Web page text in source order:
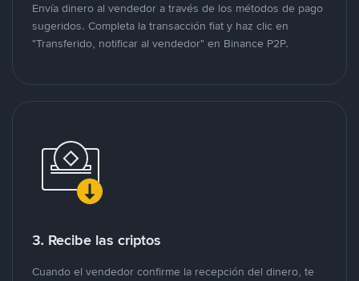
Envía dinero al vendedor a través de los métodos de pago
sugeridos. Completa la transacción fiat y haz clic en
"Transferido, notificar al vendedor" en Binance P2P.
3. Recibe las criptos
Cuando el vendedor confirme la recepción del dinero, te